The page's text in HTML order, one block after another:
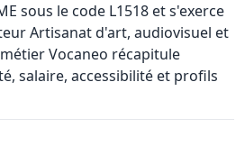
sous le code L1518 et s'exerce
Artisanat d'art, audiovisuel et
Vocaneo récapitule
salaire, accessibilité et profils